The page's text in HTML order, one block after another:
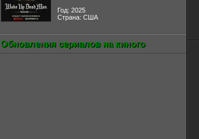
Год: 2025
Страна: США
Обновления сериалов на киного